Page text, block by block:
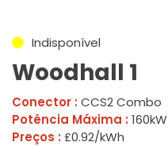
Indisponível
Woodhall 1
Conector : CCS2 Combo
Potência Máxima : 160kW
Preços : £0.92/kWh